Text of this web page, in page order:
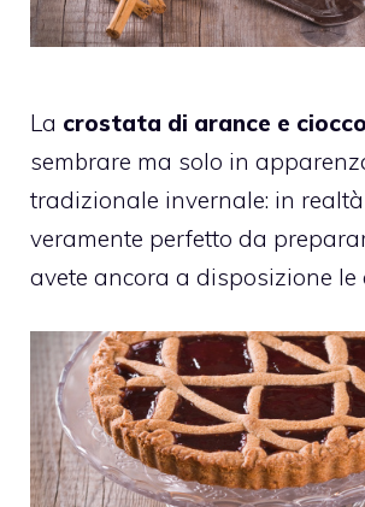
La crostata di arance e
sembrare ma solo in
tradizionale invernale: in
veramente perfetto da
avete ancora a disposizione le